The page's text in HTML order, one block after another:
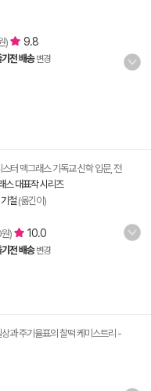
) 9.8
전 배송 변경
터 맥그래스 기독교 신학 입문, 전
스 대표작 시리즈
철 (옮긴이)
) 10.0
전 배송 변경
과 주기율표의 찰떡 케미스트리 -